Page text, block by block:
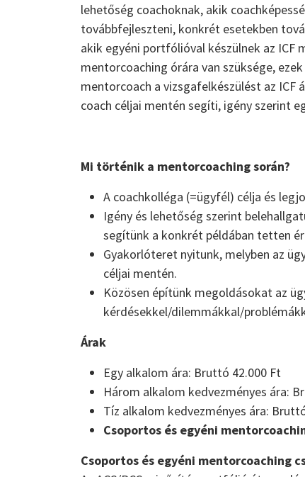
lehetőség coachoknak, akik
továbbfejleszteni, konkrét esetekben
akik egyéni portfólióval készülnek az ICF
mentorcoaching órára van szüksége,
mentorcoach a vizsgafelkészülést az
coach céljai mentén segíti, igény szerint
Mi történik a mentorcoaching során?
A coachkolléga (=ügyfél) célja és
Igény és lehetőség szerint
segítünk a konkrét példában tetten
Gyakorlóteret nyitunk, melyben az
céljai mentén.
Közösen építünk megoldásokat az
kérdésekkel/dilemmákkal/
Árak
Egy alkalom ára: Bruttó 42.000 Ft
Három alkalom kedvezményes ára:
Tíz alkalom kedvezményes ára:
Csoportos és egyéni
Csoportos és egyéni mentorcoaching